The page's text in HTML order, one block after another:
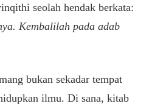
seolah hendak berkata:
Kembalilah pada adab
bukan sekadar tempat
ilmu. Di sana, kitab